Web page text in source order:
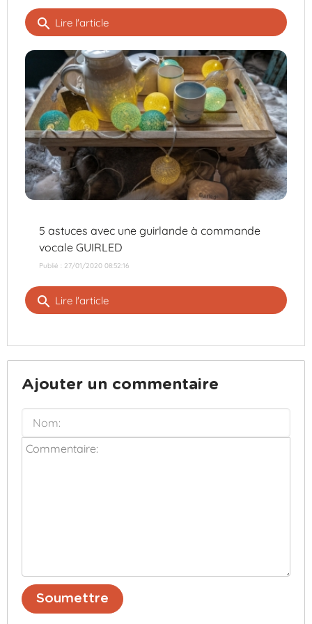
search Lire l'article
5 astuces avec une guirlande à commande
vocale GUIRLED
Publié : 27/01/2020 08:52:16
search Lire l'article
Ajouter un commentaire